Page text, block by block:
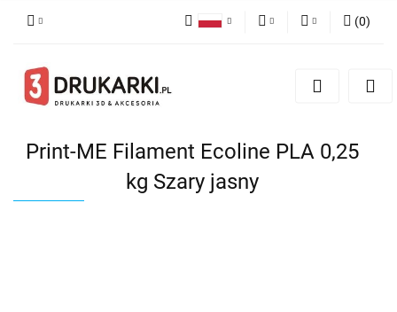
English
Zarejestruj się
(0)
Print-ME Filament Ecoline PLA 0,25
kg Szary jasny